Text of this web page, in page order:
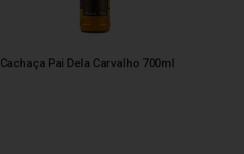
Cachaça Pai Dela Carvalho 700ml